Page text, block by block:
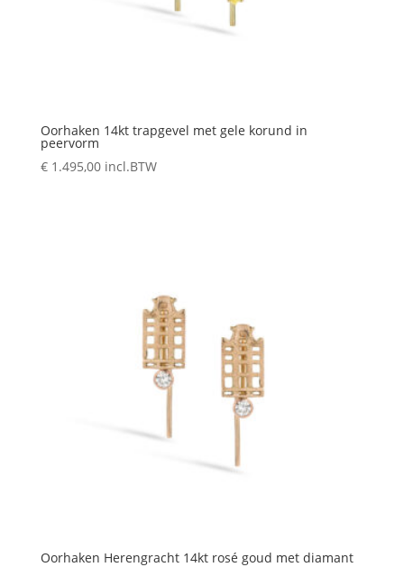
Oorhaken 14kt trapgevel met gele korund in
peervorm
€1.495,00 incl.BTW
Oorhaken Herengracht 14kt rosé goud met diamant